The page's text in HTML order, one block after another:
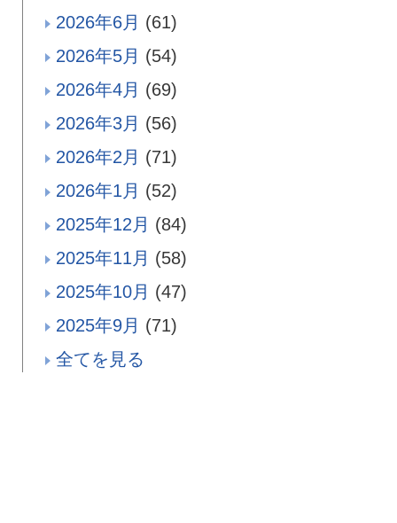
2026年6月 (61)
2026年5月 (54)
2026年4月 (69)
2026年3月 (56)
2026年2月 (71)
2026年1月 (52)
2025年12月 (84)
2025年11月 (58)
2025年10月 (47)
2025年9月 (71)
全てを見る